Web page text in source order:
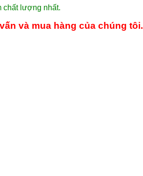
chất lượng nhất.
và mua hàng của chúng tôi.